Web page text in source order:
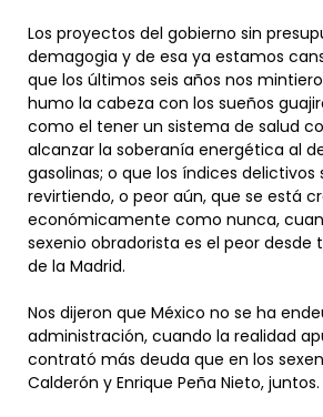
Los proyectos del gobierno sin
demagogia y de esa ya estamos
que los últimos seis años nos
humo la cabeza con los sueños
como el tener un sistema de salud
alcanzar la soberanía energética al
gasolinas; o que los índices delictivos
revirtiendo, o peor aún, que se está
económicamente como nunca,
sexenio obradorista es el peor desde
de la Madrid.
Nos dijeron que México no se ha
administración, cuando la realidad
contrató más deuda que en los
Calderón y Enrique Peña Nieto, juntos.